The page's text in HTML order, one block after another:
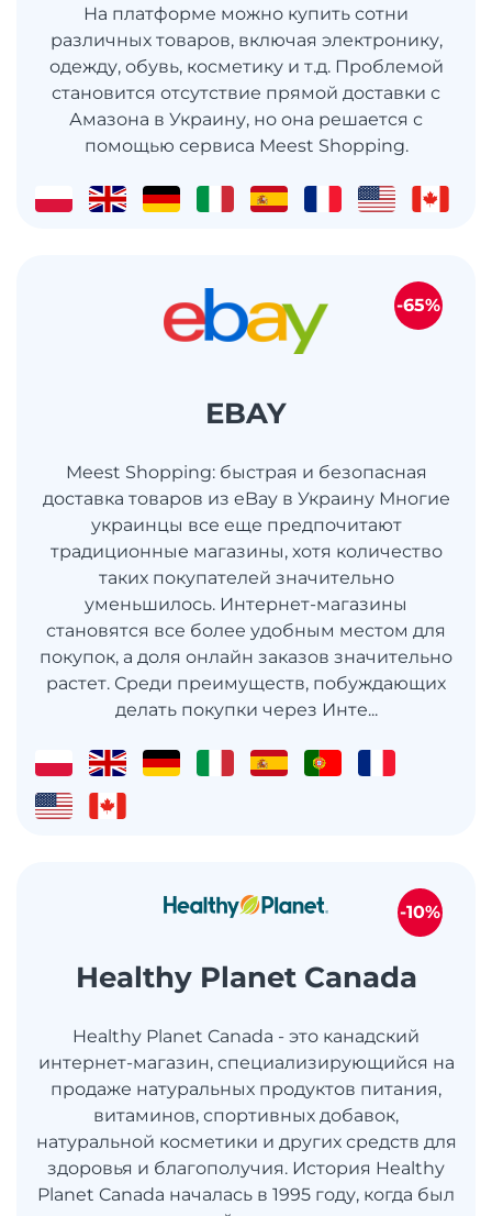
На платформе можно купить сотни
различных товаров, включая электронику,
одежду, обувь, косметику и т.д. Проблемой
становится отсутствие прямой доставки с
Амазона в Украину, но она решается с
помощью сервиса Meest Shopping.
EBAY
Meest Shopping: быстрая и безопасная
доставка товаров из eBay в Украину Многие
украинцы все еще предпочитают
традиционные магазины, хотя количество
таких покупателей значительно
уменьшилось. Интернет-магазины
становятся все более удобным местом для
покупок, а доля онлайн заказов значительно
растет. Среди преимуществ, побуждающих
делать покупки через Инте...
-65%
Healthy Planet Canada
Healthy Planet Canada - это канадский
интернет-магазин, специализирующийся на
продаже натуральных продуктов питания,
витаминов, спортивных добавок,
натуральной косметики и других средств для
здоровья и благополучия. История Healthy
Planet Canada началась в 1995 году, когда был
-10%